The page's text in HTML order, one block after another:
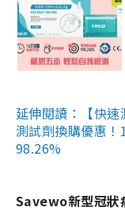
延伸閱讀：【快速
測試劑換購優惠
98.26%
Savewo新型冠狀